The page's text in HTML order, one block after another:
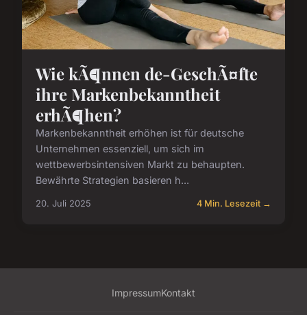
Wie kÃ¶nnen de-GeschÃ¤fte
ihre Markenbekanntheit
erhÃ¶hen?
Markenbekanntheit erhöhen ist für deutsche
Unternehmen essenziell, um sich im
wettbewerbsintensiven Markt zu behaupten.
Bewährte Strategien basieren h...
20. Juli 2025 4 Min. Lesezeit →
ImpressumKontakt